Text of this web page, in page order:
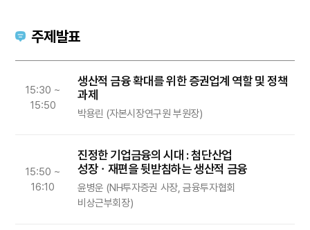
주제발표
15:30 ~
15:50
생산적 금융 확대를 위한 증권업계 역할 및 정책
과제
박용린 (자본시장연구원 부원장)
15:50 ~
16:10
진정한 기업금융의 시대 : 첨단산업
성장ㆍ재편을 뒷받침하는 생산적 금융
윤병운 (NH투자증권 사장, 금융투자협회
비상근부회장)